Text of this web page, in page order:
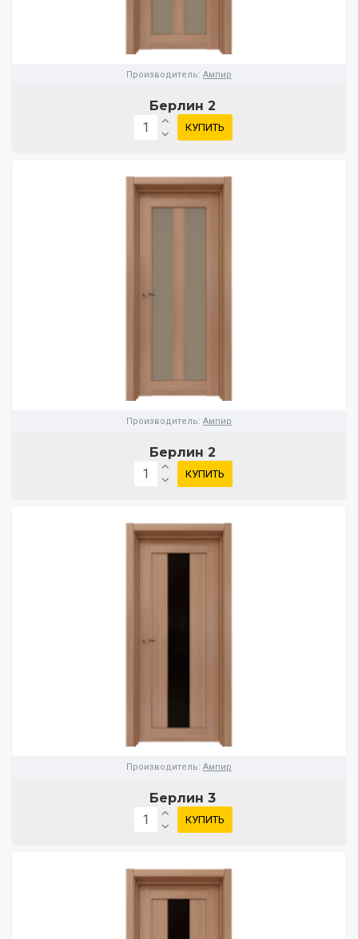
Производитель: Ампир
Берлин 2
КУПИТЬ
Производитель: Ампир
Берлин 2
КУПИТЬ
Производитель: Ампир
Берлин 3
КУПИТЬ